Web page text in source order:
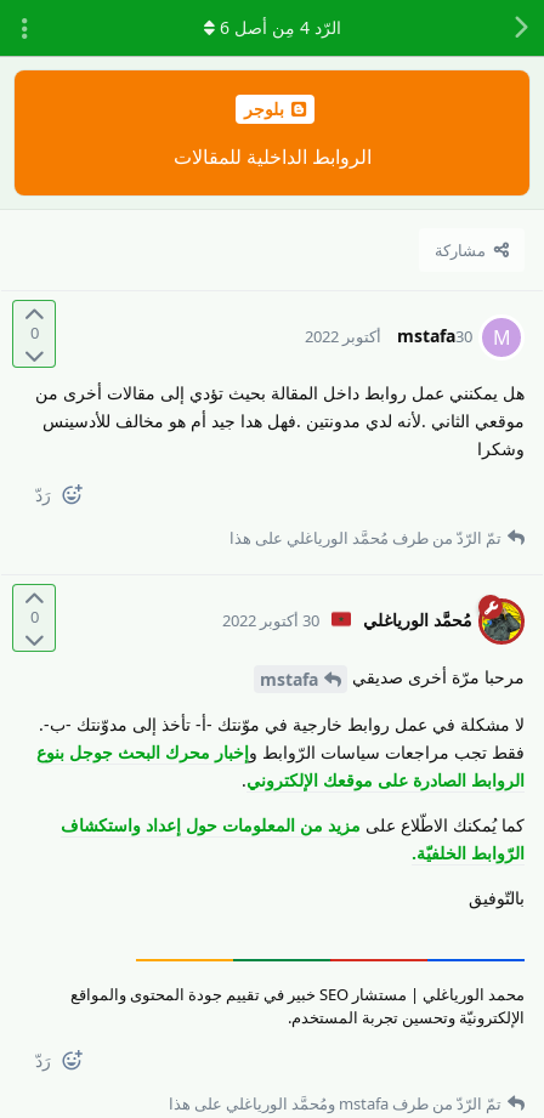
بلوجر
الروابط الداخلية للمقالات
مشاركة
الرّد4 مِن أصل6
0 M
mstafa30 أكتوبر 2022
هل يمكنني عمل روابط داخل المقالة بحيث تؤدي إلى مقالات أخرى من
موقعي الثاني .لأنه لدي مدونتين .فهل هدا جيد أم هو مخالف للأدسينس
وشكرا
رَدّ
تمّ الرّدّ من طرف مُحمَّد الورياغلي على هذا
0 مُحمَّد الورياغلي 30 أكتوبر 2022
مرحبا مرّة أخرى صديقي
mstafa
لا مشكلة في عمل روابط خارجية في موّنتك -أ- تأخذ إلى مدوّنتك -ب-.
فقط تجب مراجعات سياسات الرّوابط وإخبار محرك البحث جوجل بنوع
الروابط الصادرة على موقعك الإلكتروني.
كما يُمكنك الاطّلاع على مزيد من المعلومات حول إعداد واستكشاف
الرّوابط الخلفيّة.
بالتّوفيق
محمد الورياغلي | مستشار SEO خبير في تقييم جودة المحتوى والمواقع
الإلكترونيّة وتحسين تجربة المستخدم.
رَدّ
تمّ الرّدّ من طرف mstafa ومُحمَّد الورياغلي على هذا